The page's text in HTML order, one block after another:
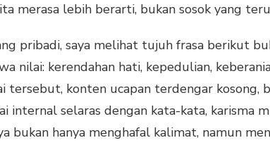
merasa lebih berarti, bukan sosok yang
pribadi, saya melihat tujuh frasa berikut
nilai: kerendahan hati, kepedulian,
tersebut, konten ucapan terdengar kosong,
internal selaras dengan kata-kata, karisma
bukan hanya menghafal kalimat, namun